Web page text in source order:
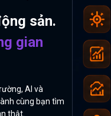
sản.
gian
AI và
cùng bạn tìm
thật.